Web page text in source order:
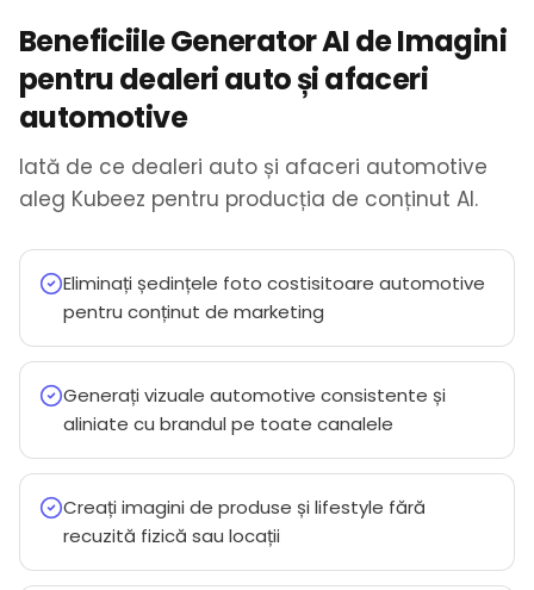
Beneficiile Generator AI de Imagini
pentru dealeri auto și afaceri
automotive
Iată de ce dealeri auto și afaceri automotive
aleg Kubeez pentru producția de conținut AI.
Eliminați ședințele foto costisitoare automotive
pentru conținut de marketing
Generați vizuale automotive consistente și
aliniate cu brandul pe toate canalele
Creați imagini de produse și lifestyle fără
recuzită fizică sau locații